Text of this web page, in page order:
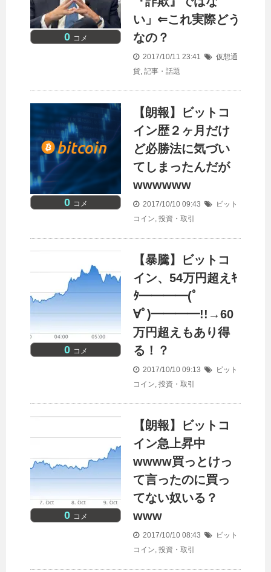
0 コメ
い」⇐これ実際どう
なの？
2017/10/11 23:41
仮想通
貨, 記事・話題
0 コメ
【朗報】ビットコ
イン歴２ヶ月だけ
ど必勝法に気づい
てしまったんだが
wwwwww
2017/10/10 09:43
ビット
コイン, 投資・取引
0 コメ
【暴騰】ビットコ
イン、54万円超えｷ
ﾀ━━━━(ﾟ
∀ﾟ)━━━━!!→60
万円超えもあり得
る！？
2017/10/10 09:13
ビット
コイン, 投資・取引
0 コメ
【朗報】ビットコ
イン急上昇中
wwww買っとけっ
て言ったのに買っ
てない奴いる？
www
2017/10/10 08:43
ビット
コイン, 投資・取引